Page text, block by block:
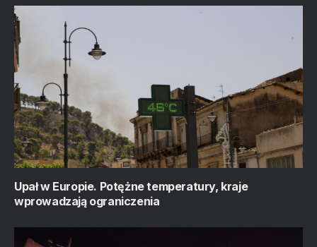
Upał w Europie. Potężne temperatury, kraje
wprowadzają ograniczenia